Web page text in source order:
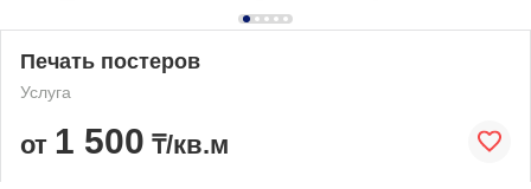
Печать постеров
Услуга
от 1 500 ₸/кв.м